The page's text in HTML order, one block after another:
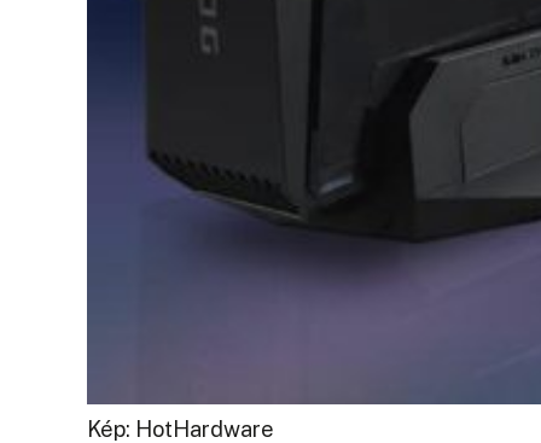
Kép: HotHardware